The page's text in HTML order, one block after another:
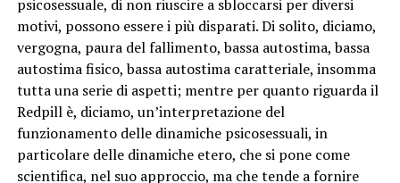
psicosessuale, di non riuscire a sbloccarsi per diversi
motivi, possono essere i più disparati. Di solito, diciamo,
vergogna, paura del fallimento, bassa autostima, bassa
autostima fisico, bassa autostima caratteriale, insomma
tutta una serie di aspetti; mentre per quanto riguarda il
Redpill è, diciamo, un’interpretazione del
funzionamento delle dinamiche psicosessuali, in
particolare delle dinamiche etero, che si pone come
scientifica, nel suo approccio, ma che tende a fornire